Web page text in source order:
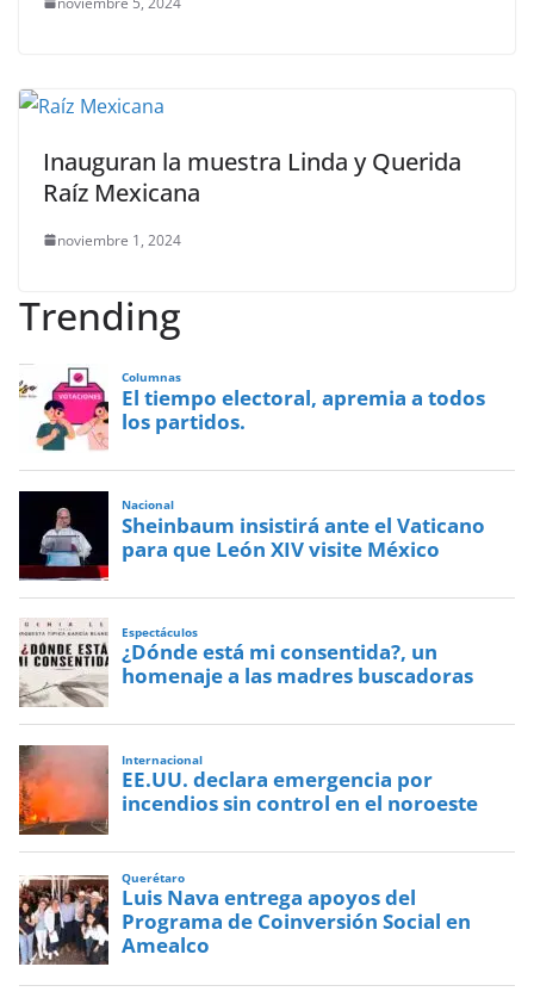
Inauguran la muestra Linda y Querida
Raíz Mexicana
noviembre 1, 2024
Trending